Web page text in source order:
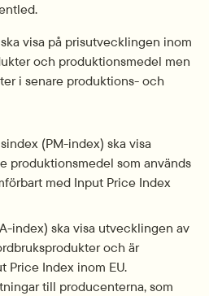
visa på prisutvecklingen inom
och produktionsmedel men
i senare produktions- och
(PM-index) ska visa
produktionsmedel som används
med Input Price Index
index) ska visa utvecklingen av
och är
Price Index inom EU.
till producenterna, som